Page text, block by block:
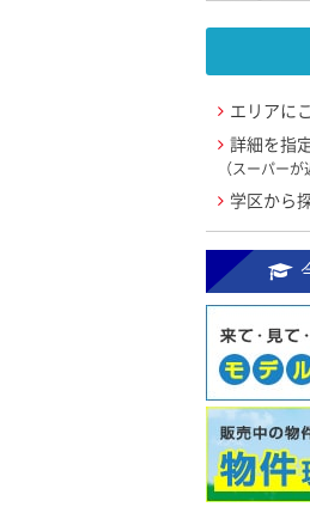
エリアに
詳細を指
（スーパー
学区から